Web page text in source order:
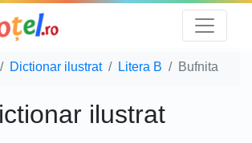
Dictionar ilustrat Litera B Bufnita
ilustrat